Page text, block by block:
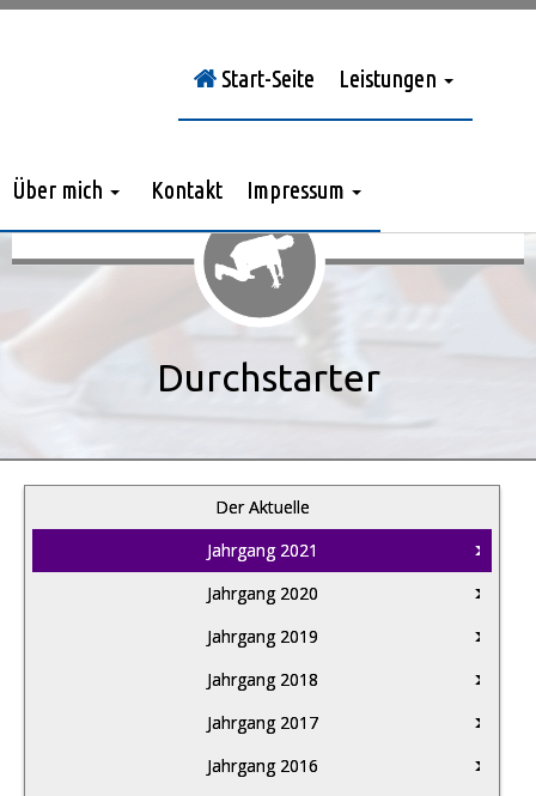
Start-Seite Leistungen
Über mich Kontakt Impressum
Durchstarter
Der Aktuelle
Jahrgang 2021
Jahrgang 2020
Jahrgang 2019
Jahrgang 2018
Jahrgang 2017
Jahrgang 2016